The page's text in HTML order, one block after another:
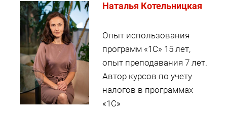
Наталья Котельницкая
Опыт использования
программ «1С» 15 лет,
опыт преподавания 7 лет.
Автор курсов по учету
налогов в программах
«1С»